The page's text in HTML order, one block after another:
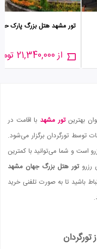
تور مشهد هتل بزرگ پارک
از 21,340,000 تومان
بهترینتور مشهد با اقامت در
توسط تورگردان برگزار می‌شود.
است و شما می‌توانید با کمترین
رزروتور هتل بزرگ جهان مشهد
باشید تا به صورت تلفنی خرید